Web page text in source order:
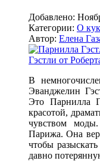
Добавлено:
Категории: О
Автор: Елена
В
Эванджелин
Это Парнилла
красотой,
чувством
Парижа. Она
чтобы
давно